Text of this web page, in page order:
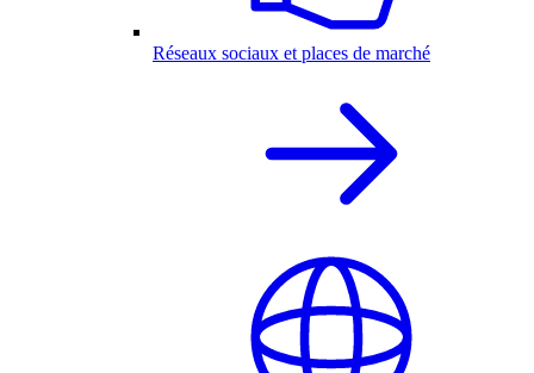
Réseaux sociaux et places de marché